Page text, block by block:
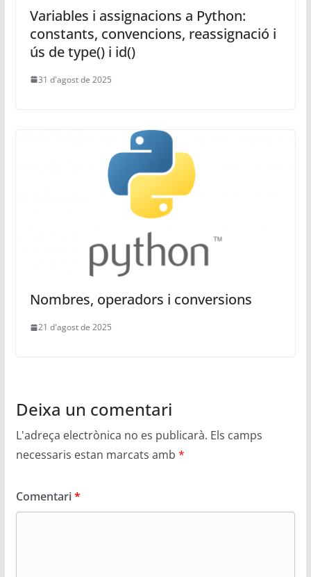
Variables i assignacions a Python:
constants, convencions, reassignació i
ús de type() i id()
31 d'agost de 2025
Nombres, operadors i conversions
21 d'agost de 2025
Deixa un comentari
L'adreça electrònica no es publicarà. Els camps
necessaris estan marcats amb *
Comentari*